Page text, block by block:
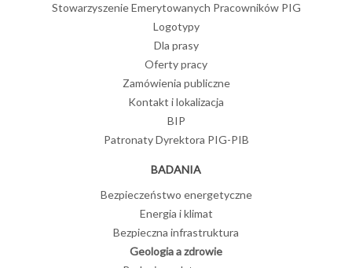
Stowarzyszenie Emerytowanych Pracowników PIG
Logotypy
Dla prasy
Oferty pracy
Zamówienia publiczne
Kontakt i lokalizacja
BIP
Patronaty Dyrektora PIG-PIB
BADANIA
Bezpieczeństwo energetyczne
Energia i klimat
Bezpieczna infrastruktura
Geologia a zdrowie